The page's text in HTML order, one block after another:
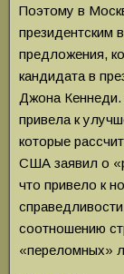
Поэтому в
предложения,
кандидата в
Джона
привела к
которые
США заявил о
что привело к
соотношению
«переломных»